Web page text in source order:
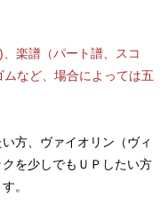
)、楽譜（パート譜、スコ
など、場合によっては五
方、ヴァイオリン（ヴィ
を少しでもＵＰしたい方
。